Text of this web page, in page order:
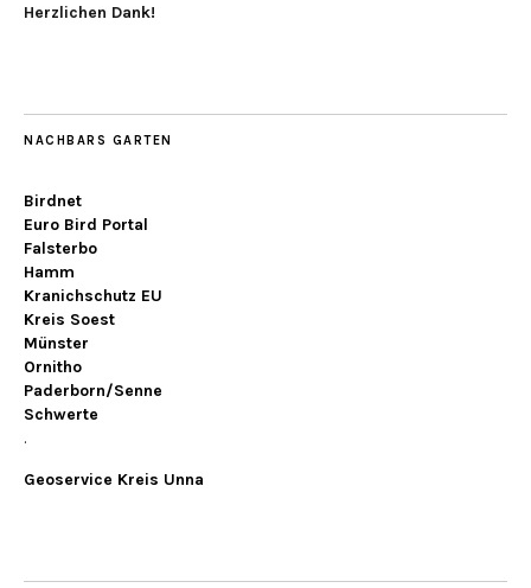
Herzlichen Dank!
NACHBARS GARTEN
Birdnet
Euro Bird Portal
Falsterbo
Hamm
Kranichschutz EU
Kreis Soest
Münster
Ornitho
Paderborn/Senne
Schwerte
.
Geoservice Kreis Unna